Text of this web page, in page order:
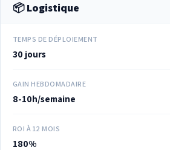
📦 Logistique
TEMPS DE DÉPLOIEMENT
30 jours
GAIN HEBDOMADAIRE
8-10h/semaine
ROI À 12 MOIS
180%